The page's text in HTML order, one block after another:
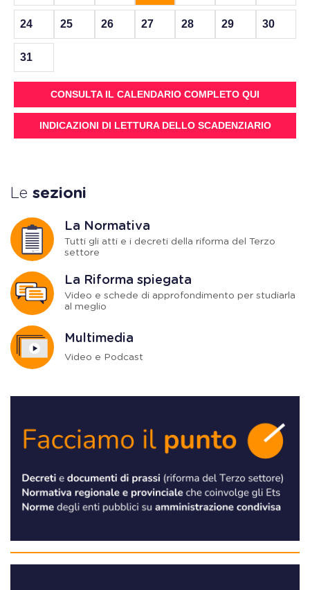
24 25 26 27 28 29 30
31
CONSULTA IL CALENDARIO COMPLETO QUI
INDICAZIONI DI LETTURA DELLO SCADENZIARIO
Le sezioni
La Normativa
Tutti gli atti e i decreti della riforma del Terzo
settore
La Riforma spiegata
Video e schede di approfondimento per studiarla
al meglio
Multimedia
Video e Podcast